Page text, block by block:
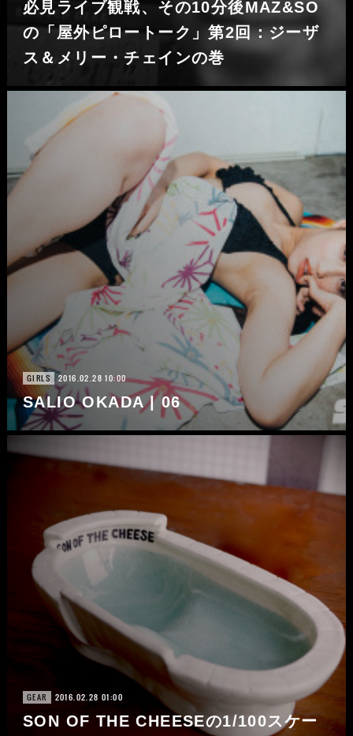
必見ライブ観戦、その10分後MAZ&SO
の「屋外ピロートーク」第2回：ジーザ
ス＆メリー・チェインの巻
GIRLS 2016.02.28 10:00
SALIO OKADA | 06
GEAR 2016.02.28 01:00
SON OF THE CHEESEの1/100スケー